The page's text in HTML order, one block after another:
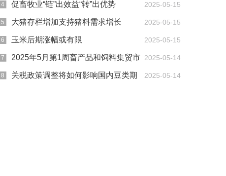
2025-05-15
促畜牧业“链”出效益“转”出优势
2025-05-15
大猪存栏增加支持猪料需求增长
2025-05-15
玉米后期涨幅或有限
2025-05-14
2025年5月第1周畜产品和饲料集贸市
场价格情况 2025-05-14
关税政策调整将如何影响国内豆类期